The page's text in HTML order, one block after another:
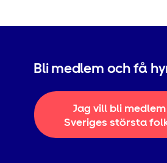
Bli medlem och få
Jag vill bli
Sveriges största